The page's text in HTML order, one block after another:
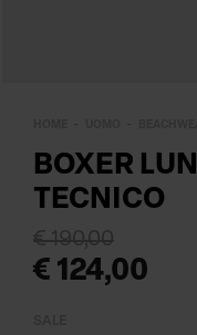
BOXER
TECNICO
€ 124,00
€ 190,00